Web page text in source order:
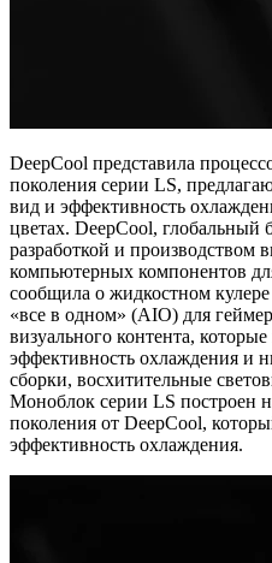
DeepCool представила
поколения серии LS,
вид и эффективность
цветах. DeepCool,
разработкой и производством
компьютерных компонентов
сообщила о жидкостном
«все в одном» (AIO) для
визуального контента,
эффективность охлаждения и
сборки, восхитительные
Моноблок серии LS построен
поколения от DeepCool,
эффективность охлаждения.